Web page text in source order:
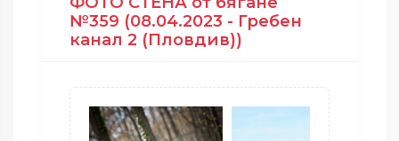
№359 (08.04.2023 - Гребен
канал 2 (Пловдив))